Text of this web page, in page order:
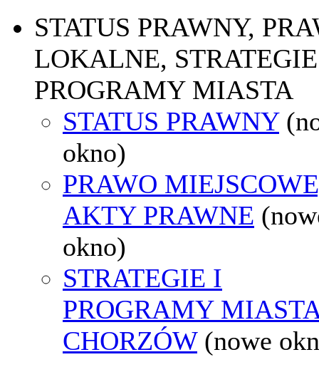
STATUS PRAWNY,
LOKALNE,
PROGRAMY MIASTA
STATUS PRAWNY
okno)
PRAWO
AKTY PRAWNE
okno)
STRATEGIE I
PROGRAMY
CHORZÓW (nowe